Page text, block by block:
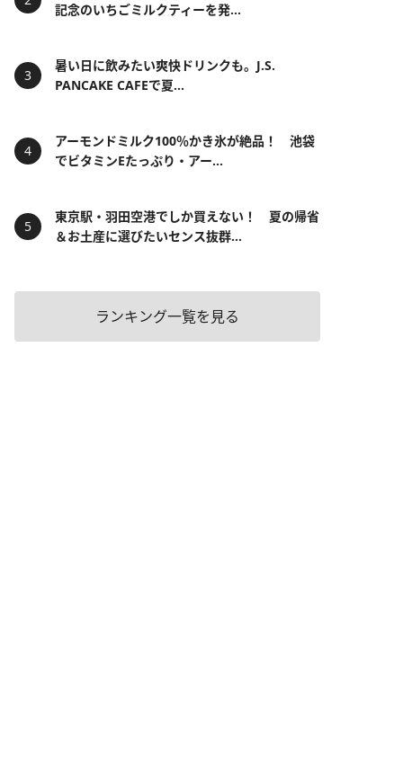
記念のいちごミルクティーを発...
暑い日に飲みたい爽快ドリンクも。J.S.
PANCAKE CAFEで夏...
アーモンドミルク100％かき氷が絶品！ 池袋
でビタミンEたっぷり・アー...
東京駅・羽田空港でしか買えない！ 夏の帰省
＆お土産に選びたいセンス抜群...
ランキング一覧を見る